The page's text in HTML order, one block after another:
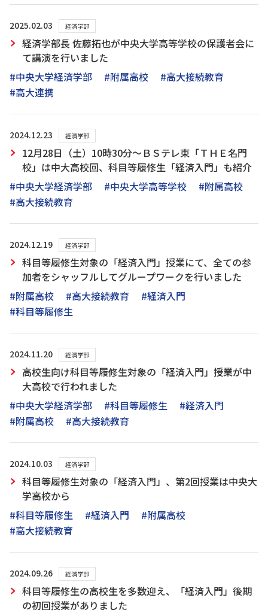
2025.02.03 経済学部
経済学部長 佐藤拓也が中央大学高等学校の保護者会に
て講演を行いました
#中央大学経済学部
#附属高校
#高大接続教育
#高大連携
2024.12.23 経済学部
12月28日（土）10時30分～ＢＳテレ東「ＴＨＥ名門
校」は中大高校回、科目等履修生「経済入門」も紹介
#中央大学経済学部
#中央大学高等学校
#附属高校
#高大接続教育
2024.12.19 経済学部
科目等履修生対象の「経済入門」授業にて、全ての参
加者をシャッフルしてグループワークを行いました
#附属高校
#高大接続教育
#経済入門
#科目等履修生
2024.11.20 経済学部
高校生向け科目等履修生対象の「経済入門」授業が中
大高校で行われました
#中央大学経済学部
#科目等履修生
#経済入門
#附属高校
#高大接続教育
2024.10.03 経済学部
科目等履修生対象の「経済入門」、第2回授業は中央大
学高校から
#科目等履修生
#経済入門
#附属高校
#高大接続教育
2024.09.26 経済学部
科目等履修生の高校生を多数迎え、「経済入門」後期
の初回授業がありました